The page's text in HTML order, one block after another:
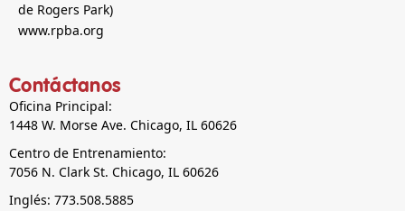
de Rogers Park)
www.rpba.org
Contáctanos
Oficina Principal:
1448 W. Morse Ave. Chicago, IL 60626
Centro de Entrenamiento:
7056 N. Clark St. Chicago, IL 60626
Inglés: 773.508.5885